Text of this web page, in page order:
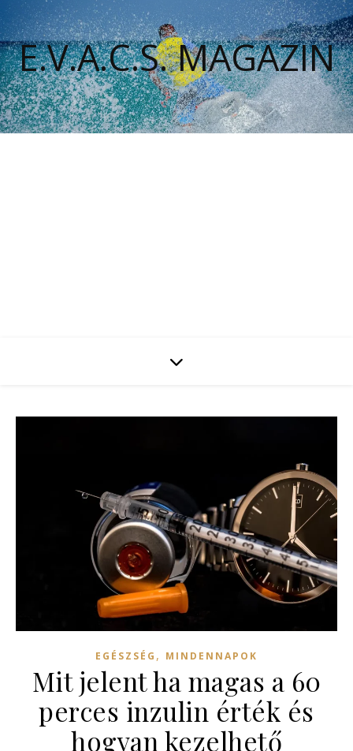
E.V.A.C.S. MAGAZIN
EGÉSZSÉG , MINDENNAPOK
Mit jelent ha magas a 60
perces inzulin érték és
hogyan kezelhető